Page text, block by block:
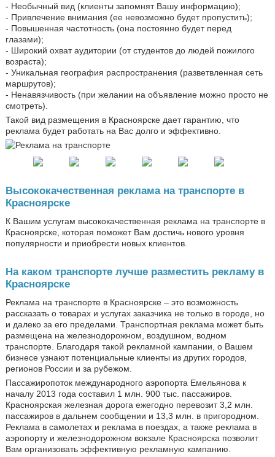
- Необычный вид (клиенты запомнят Вашу информацию);
- Привлечение внимания (ее невозможно будет пропустить);
- Повышенная частотность (она постоянно будет перед
глазами);
- Широкий охват аудитории (от студентов до людей пожилого
возраста);
- Уникальная география распространения (разветвленная сеть
маршрутов);
- Ненавязчивость (при желании на объявление можно просто не
смотреть).
Такой вид размещения в Красноярске дает гарантию, что
реклама будет работать на Вас долго и эффективно.
Высококачественная реклама на транспорте в
Красноярске
К Вашим услугам высококачественная реклама на транспорте в
Красноярске, которая поможет Вам достичь нового уровня
популярности и приобрести новых клиентов.
На каком транспорте лучше разместить рекламу в
Красноярске
Реклама на транспорте в Красноярске – это возможность
рассказать о товарах и услугах заказчика не только в городе, но
и далеко за его пределами. Транспортная реклама может быть
размещена на железнодорожном, воздушном, водном
транспорте. Благодаря такой рекламной кампании, о Вашем
бизнесе узнают потенциальные клиенты из других городов,
регионов России и за рубежом.
Пассажиропоток международного аэропорта Емельянова к
началу 2013 года составил 1 млн. 900 тыс. пассажиров.
Красноярская железная дорога ежегодно перевозит 3,2 млн.
пассажиров в дальнем сообщении и 13,3 млн. в пригородном.
Реклама в самолетах и реклама в поездах, а также реклама в
аэропорту и железнодорожном вокзале Красноярска позволит
Вам организовать эффективную рекламную кампанию.